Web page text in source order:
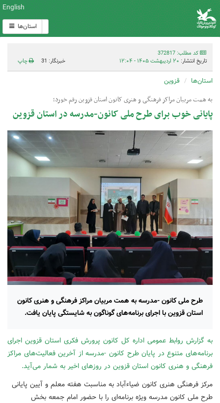
English
استان‌ها
کد مطلب: 372817
تاریخ انتشار: ۲۰ اردیبهشت ۱۴۰۵ - ۱۲:۰۴ خبرنگار: 31 چاپ
استان‌ها قزوین
به همت مربیان مراکز فرهنگی و هنری کانون استان قزوین رقم خورد؛
پایانی خوب برای طرح ملی کانون-مدرسه در استان قزوین
طرح ملی کانون -مدرسه به همت مربیان مراکز فرهنگی و هنری کانون
استان قزوین با اجرای برنامه‌های گوناگون به شایستگی پایان یافت.
به گزارش روابط عمومی اداره کل کانون پرورش فکری استان قزوین اجرای
برنامه‌های متنوع در پایان طرح کانون -مدرسه از آخرین فعالیت‌های مراکز
فرهنگی و هنری کانون استان قزوین در روزهای اخیر به شمار می‌آید.
مرکز فرهنگی هنری کانون ضیاءآباد به مناسبت هفته معلم و آیین پایانی
طرح ملی کانون مدرسه ویژه برنامه‌ای را با حضور امام جمعه بخش